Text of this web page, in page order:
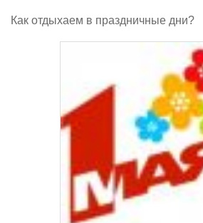
Как отдыхаем в праздничные дни?